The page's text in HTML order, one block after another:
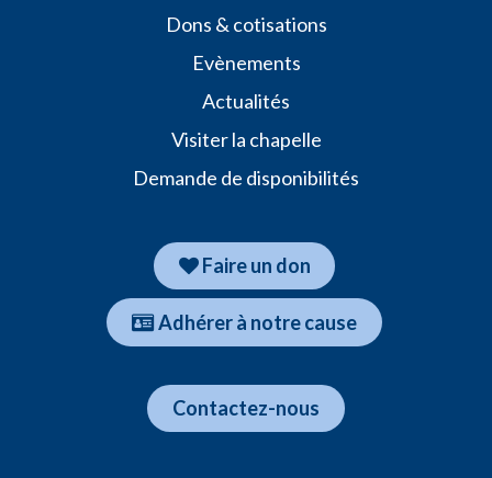
Dons & cotisations
Evènements
Actualités
Visiter la chapelle
Demande de disponibilités
Faire un don
Adhér​​​​er à notre cause
​​Contactez-nous